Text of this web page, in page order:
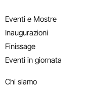
Eventi e Mostre
Inaugurazioni
Finissage
Eventi in giornata
Chi siamo